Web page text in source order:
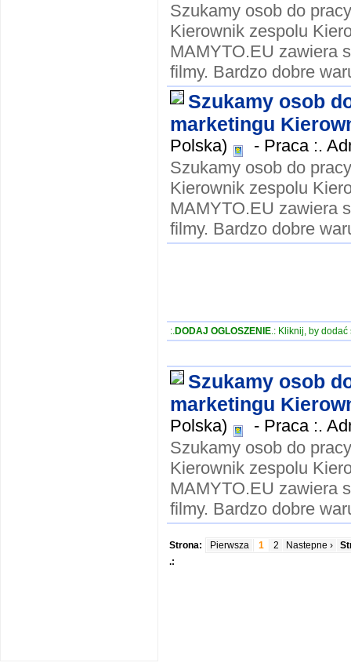
Szukamy osob do
Kierownik zespolu
MAMYTO.EU zawiera
filmy. Bardzo dobre
Szukamy osob
marketingu
Polska) - Praca :.
Szukamy osob do
Kierownik zespolu
MAMYTO.EU zawiera
filmy. Bardzo dobre
:.DODAJ OGLOSZENIE.: Kliknij, by dodać
Szukamy osob
marketingu
Polska) - Praca :.
Szukamy osob do
Kierownik zespolu
MAMYTO.EU zawiera
filmy. Bardzo dobre
Strona: Pierwsza 1 2 Nastepne ›
.: